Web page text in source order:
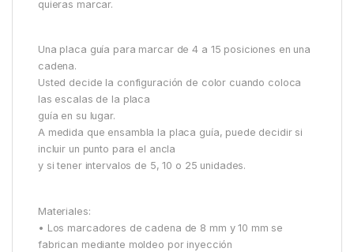
quieras marcar.
Una placa guía para marcar de 4 a 15 posiciones en una
cadena.
Usted decide la configuración de color cuando coloca
las escalas de la placa
guía en su lugar.
A medida que ensambla la placa guía, puede decidir si
incluir un punto para el ancla
y si tener intervalos de 5, 10 o 25 unidades.
Materiales:
• Los marcadores de cadena de 8 mm y 10 mm se
fabrican mediante moldeo por inyección